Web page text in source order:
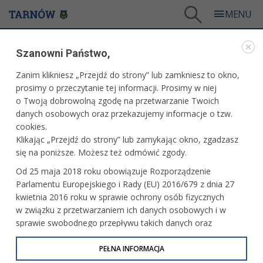
Dogoterapia dla dzieci i młodzieży
DOGOTERAPIA DLA DZIECI I MŁODZIEŻY
30.04.2025, 10:35
Zajęcia z psem terapeutycznym – skierowane dla dzieci
i młodzieży – organizuje Centrum Usług Społecznych. Jak
wziąć w nich udział?
Szanowni Państwo,
Zanim klikniesz „Przejdź do strony” lub zamkniesz to okno,
prosimy o przeczytanie tej informacji. Prosimy w niej
o Twoją dobrowolną zgodę na przetwarzanie Twoich
danych osobowych oraz przekazujemy informacje o tzw.
cookies.
Klikając „Przejdź do strony” lub zamykając okno, zgadzasz
się na poniższe. Możesz też odmówić zgody.
Od 25 maja 2018 roku obowiązuje Rozporządzenie
Parlamentu Europejskiego i Rady (EU) 2016/679 z dnia 27
kwietnia 2016 roku w sprawie ochrony osób fizycznych
w związku z przetwarzaniem ich danych osobowych i w
sprawie swobodnego przepływu takich danych oraz
uchylenia dyrektywy 95/46/WE (określane jako RODO, GDPR
lub Ogólne Rozporządzenie o Ochronie Danych
PEŁNA INFORMACJA